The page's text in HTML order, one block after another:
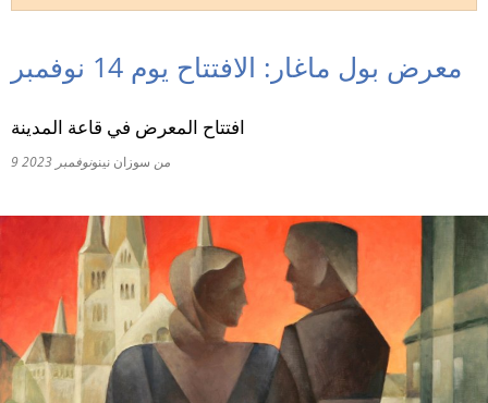
UK
RU
معرض بول ماغار: الافتتاح يوم 14 نوفمبر
افتتاح المعرض في قاعة المدينة
9 نوفمبر 2023 من سوزان نينو